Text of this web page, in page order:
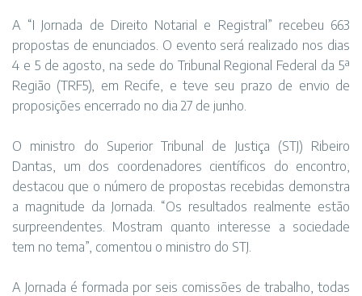
A “I Jornada de Direito Notarial e Registral” recebeu 663
propostas de enunciados. O evento será realizado nos dias
4 e 5 de agosto, na sede do Tribunal Regional Federal da 5ª
Região (TRF5), em Recife, e teve seu prazo de envio de
proposições encerrado no dia 27 de junho.
O ministro do Superior Tribunal de Justiça (STJ) Ribeiro
Dantas, um dos coordenadores científicos do encontro,
destacou que o número de propostas recebidas demonstra
a magnitude da Jornada. “Os resultados realmente estão
surpreendentes. Mostram quanto interesse a sociedade
tem no tema”, comentou o ministro do STJ.
A Jornada é formada por seis comissões de trabalho, todas